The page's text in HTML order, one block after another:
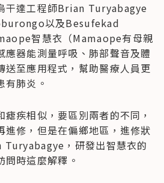
干達工程師Brian Turyabagye
以及Besufekad
智慧衣（Mamaope有母親
應器能測量呼吸、肺部聲音及體
送至應用程式，幫助醫療人員更
有肺炎。
瘧疾相似，要區別兩者的不同，
進修，但是在偏鄉地區，進修狀
，研發出智慧衣的
時這麼解釋。